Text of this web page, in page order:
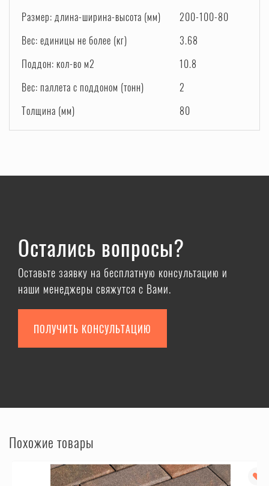
Размер: длина-ширина-высота (мм)
200-100-80
Вес: единицы не более (кг)
3.68
Поддон: кол-во м2
10.8
Вес: паллета с поддоном (тонн)
2
Толщина (мм)
80
Остались вопросы?
Оставьте заявку на бесплатную консультацию и
наши менеджеры свяжутся с Вами.
ПОЛУЧИТЬ КОНСУЛЬТАЦИЮ
Похожие товары